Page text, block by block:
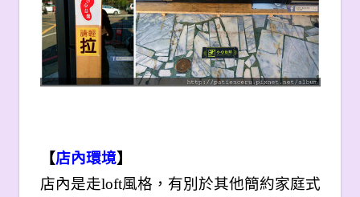
【店內環境】
店內是走loft風格，有別於其他簡約家庭式